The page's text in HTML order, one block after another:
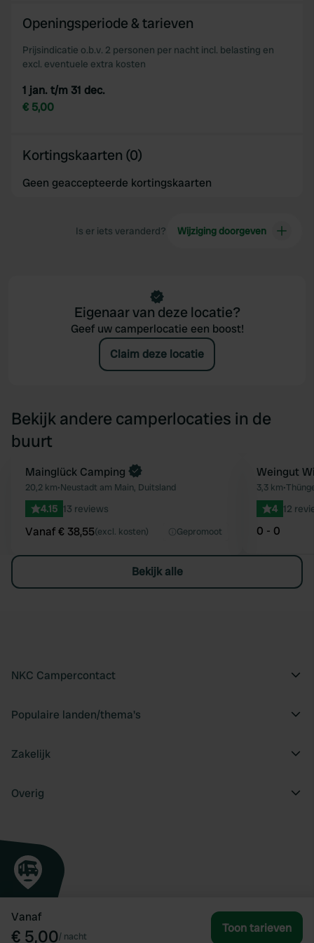
Vanaf
€ 5,00/ nacht
Toon tarieven
Openingsperiode & tarieven
Prijsindicatie o.b.v. 2 personen per nacht incl. belasting en
excl. eventuele extra kosten
1 jan. t/m 31 dec.
€ 5,00
Kortingskaarten (0)
Geen geaccepteerde kortingskaarten
Is er iets veranderd? Wijziging doorgeven
Eigenaar van deze locatie?
Geef uw camperlocatie een boost!
Claim deze locatie
Bekijk andere camperlocaties in de
buurt
Favoriet
Boek direct
Mainglück Camping
20,2 km•Neustadt am Main, Duitsland
4.15 13 reviews
Vanaf € 38,55(excl. kosten) Gepromoot
Weingut
3,3 km•
4 12
0 - 0
Bekijk alle
NKC Campercontact
Populaire landen/thema's
Zakelijk
Overig